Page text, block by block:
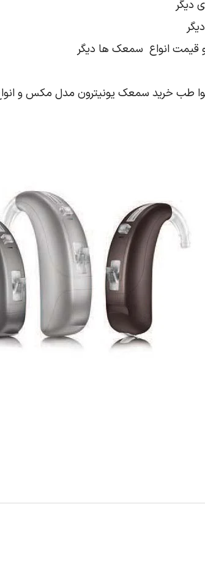
دیگر
انواع سمعک ها دیگر
طب خرید سمعک یونیترون مدل مکس و